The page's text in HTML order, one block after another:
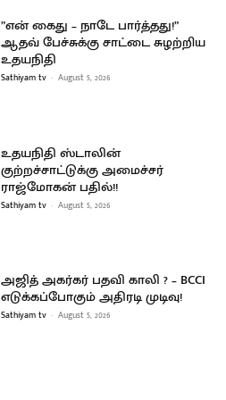
”என் கைது – நாடே பார்த்தது!”
ஆதவ் பேச்சுக்கு சாட்டை சுழற்றிய
உதயநிதி
Sathiyam tv - August 5, 2026
உதயநிதி ஸ்டாலின்
குற்றச்சாட்டுக்கு அமைச்சர்
ராஜ்மோகன் பதில்!!
Sathiyam tv - August 5, 2026
அஜித் அகர்கர் பதவி காலி ? – BCCI
எடுக்கப்போகும் அதிரடி முடிவு!
Sathiyam tv - August 5, 2026